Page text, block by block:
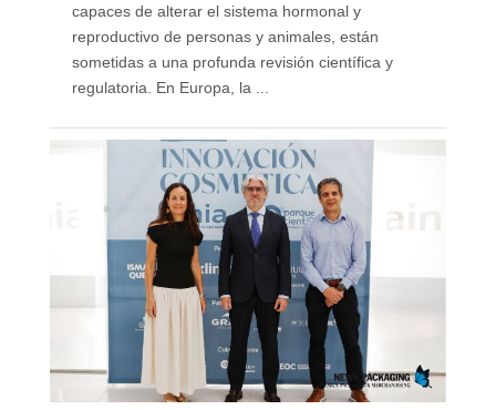
capaces de alterar el sistema hormonal y
reproductivo de personas y animales, están
sometidas a una profunda revisión científica y
regulatoria. En Europa, la ...